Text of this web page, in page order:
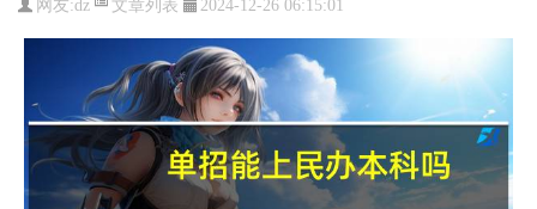
网友:dz 2024-12-26 06:15:01